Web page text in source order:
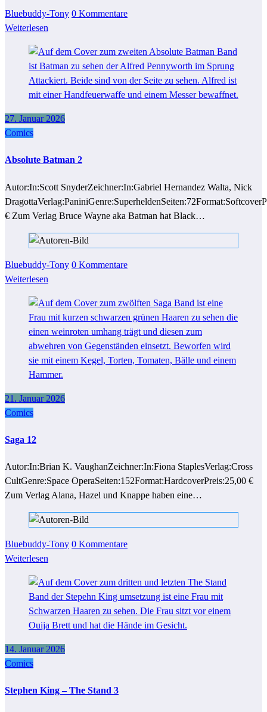
Bluebuddy-Tony 0 Kommentare
Weiterlesen
27. Januar 2026
Comics
Absolute Batman 2
Autor:In:Scott SnyderZeichner:In:Gabriel Hernandez Walta, Nick
€ Zum Verlag Bruce Wayne aka Batman hat Black…
Bluebuddy-Tony 0 Kommentare
Weiterlesen
21. Januar 2026
Comics
Saga 12
Autor:In:Brian K. VaughanZeichner:In:Fiona StaplesVerlag:Cross
CultGenre:Space OperaSeiten:152Format:HardcoverPreis:25,00 €
Zum Verlag Alana, Hazel und Knappe haben eine…
Bluebuddy-Tony 0 Kommentare
Weiterlesen
14. Januar 2026
Comics
Stephen King – The Stand 3